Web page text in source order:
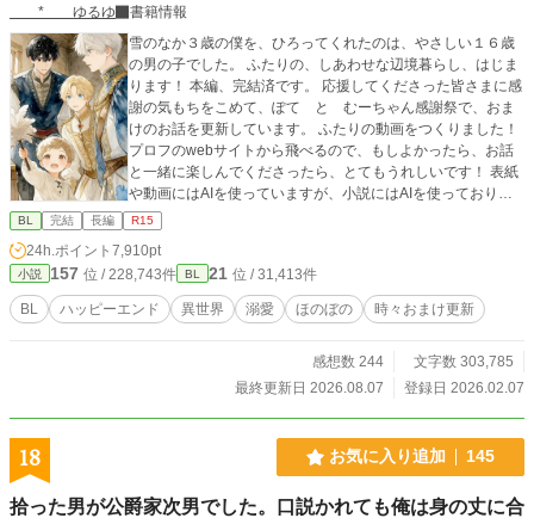
* ゆるゆ
書籍情報
雪のなか３歳の僕を、ひろってくれたのは、やさしい１６歳
の男の子でした。 ふたりの、しあわせな辺境暮らし、はじま
ります！ 本編、完結済です。 応援してくださった皆さまに感
謝の気もちをこめて、ぽて と むーちゃん感謝祭で、おま
けのお話を更新しています。 ふたりの動画をつくりました！
プロフのwebサイトから飛べるので、もしよかったら、お話
と一緒に楽しんでくださったら、とてもうれしいです！ 表紙
や動画にはAIを使っていますが、小説にはAIを使っておりま
せん 皆さまの応援のおかげで『もふもふ獣人に転生したら、
最愛の推しに溺愛されています』書籍化、心から、ありがと
うございます！
BL 完結 長編 R15
24h.ポイント 7,910pt
小説 157 位 / 228,743件 BL 21 位 / 31,413件
BL ハッピーエンド 異世界 溺愛 ほのぼの 時々おまけ更新
感想数 244
文字数 303,785
最終更新日 2026.08.07
登録日 2026.02.07
18 お気に入り追加 145
拾った男が公爵家次男でした。口説かれても俺は身の丈に合